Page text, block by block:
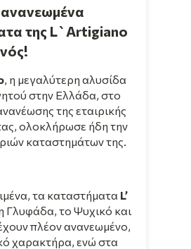
της L`Artigiano
, η μεγαλύτερη αλυσίδα
στην Ελλάδα, στο
της εταιρικής
ολοκλήρωσε ήδη την
καταστημάτων της.
τα καταστήματα L’
Γλυφάδα, το Ψυχικό και
πλέον ανανεωμένο,
χαρακτήρα, ενώ στα